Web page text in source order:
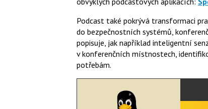
Podcast také pokrývá transformaci
do bezpečnostních systémů,
popisuje, jak například inteligentní
v konferenčních místnostech,
potřebám.